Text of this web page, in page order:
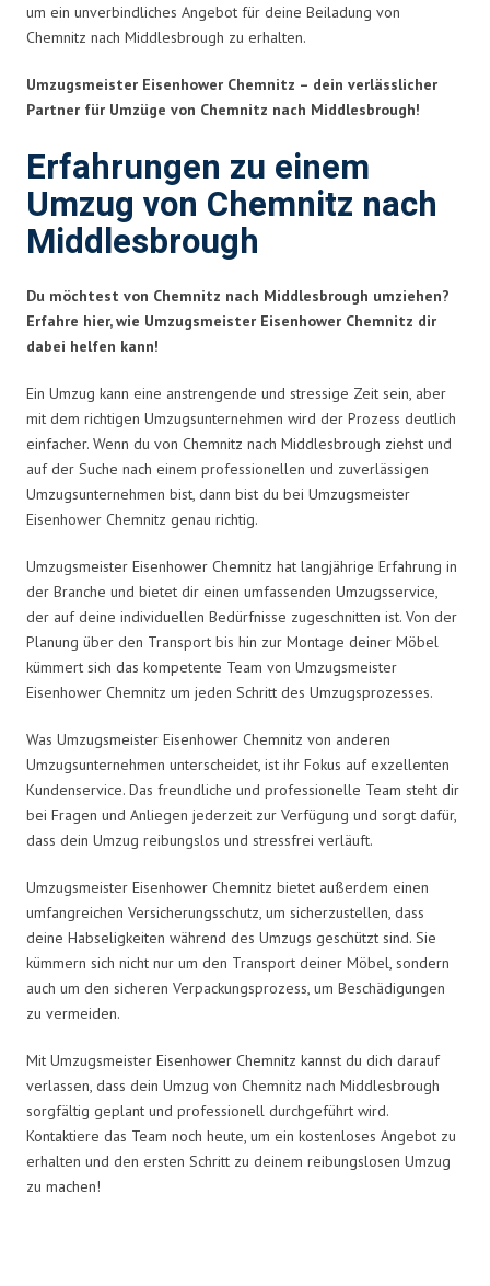
um ein unverbindliches Angebot für deine Beiladung von
Chemnitz nach Middlesbrough zu erhalten.
Umzugsmeister Eisenhower Chemnitz – dein verlässlicher
Partner für Umzüge von Chemnitz nach Middlesbrough!
Erfahrungen zu einem
Umzug von Chemnitz nach
Middlesbrough
Du möchtest von Chemnitz nach Middlesbrough umziehen?
Erfahre hier, wie Umzugsmeister Eisenhower Chemnitz dir
dabei helfen kann!
Ein Umzug kann eine anstrengende und stressige Zeit sein, aber
mit dem richtigen Umzugsunternehmen wird der Prozess deutlich
einfacher. Wenn du von Chemnitz nach Middlesbrough ziehst und
auf der Suche nach einem professionellen und zuverlässigen
Umzugsunternehmen bist, dann bist du bei Umzugsmeister
Eisenhower Chemnitz genau richtig.
Umzugsmeister Eisenhower Chemnitz hat langjährige Erfahrung in
der Branche und bietet dir einen umfassenden Umzugsservice,
der auf deine individuellen Bedürfnisse zugeschnitten ist. Von der
Planung über den Transport bis hin zur Montage deiner Möbel
kümmert sich das kompetente Team von Umzugsmeister
Eisenhower Chemnitz um jeden Schritt des Umzugsprozesses.
Was Umzugsmeister Eisenhower Chemnitz von anderen
Umzugsunternehmen unterscheidet, ist ihr Fokus auf exzellenten
Kundenservice. Das freundliche und professionelle Team steht dir
bei Fragen und Anliegen jederzeit zur Verfügung und sorgt dafür,
dass dein Umzug reibungslos und stressfrei verläuft.
Umzugsmeister Eisenhower Chemnitz bietet außerdem einen
umfangreichen Versicherungsschutz, um sicherzustellen, dass
deine Habseligkeiten während des Umzugs geschützt sind. Sie
kümmern sich nicht nur um den Transport deiner Möbel, sondern
auch um den sicheren Verpackungsprozess, um Beschädigungen
zu vermeiden.
Mit Umzugsmeister Eisenhower Chemnitz kannst du dich darauf
verlassen, dass dein Umzug von Chemnitz nach Middlesbrough
sorgfältig geplant und professionell durchgeführt wird.
Kontaktiere das Team noch heute, um ein kostenloses Angebot zu
erhalten und den ersten Schritt zu deinem reibungslosen Umzug
zu machen!